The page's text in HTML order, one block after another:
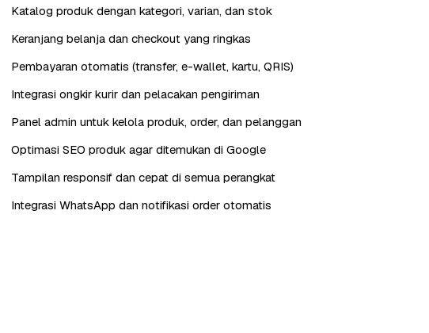
Katalog produk dengan kategori, varian, dan stok
Keranjang belanja dan checkout yang ringkas
Pembayaran otomatis (transfer, e-wallet, kartu, QRIS)
Integrasi ongkir kurir dan pelacakan pengiriman
Panel admin untuk kelola produk, order, dan pelanggan
Optimasi SEO produk agar ditemukan di Google
Tampilan responsif dan cepat di semua perangkat
Integrasi WhatsApp dan notifikasi order otomatis